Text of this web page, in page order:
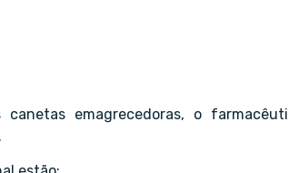
emagrecedoras, o